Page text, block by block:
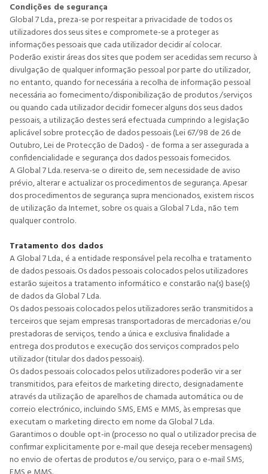
Condições de segurança
Global 7 Lda., preza-se por respeitar a privacidade de todos os
utilizadores dos seus sites e compromete-se a proteger as
informações pessoais que cada utilizador decidir aí colocar.
Poderão existir áreas dos sites que podem ser acedidas sem recurso à
divulgação de qualquer informação pessoal por parte do utilizador,
no entanto, quando for necessária a recolha de informação pessoal
necessária ao fornecimento/disponibilização de produtos /serviços
ou quando cada utilizador decidir fornecer alguns dos seus dados
pessoais, a utilização destes será efectuada cumprindo a legislação
aplicável sobre protecção de dados pessoais (Lei 67/98 de 26 de
Outubro, Lei de Protecção de Dados) - de forma a ser assegurada a
confidencialidade e segurança dos dados pessoais fornecidos.
A Global 7 Lda. reserva-se o direito de, sem necessidade de aviso
prévio, alterar e actualizar os procedimentos de segurança. Apesar
dos procedimentos de segurança supra mencionados, existem riscos
de utilização da Internet, sobre os quais a Global 7 Lda., não tem
qualquer controlo.
Tratamento dos dados
A Global 7 Lda., é a entidade responsável pela recolha e tratamento
de dados pessoais. Os dados pessoais colocados pelos utilizadores
estarão sujeitos a tratamento informático e constarão na(s) base(s)
de dados da Global 7 Lda.
Os dados pessoais colocados pelos utilizadores serão transmitidos a
terceiros que sejam empresas transportadoras de mercadorias e/ou
prestadoras de serviços, tendo a única e exclusiva finalidade a
entrega dos produtos e execução dos serviços comprados pelo
utilizador (titular dos dados pessoais).
Os dados pessoais colocados pelos utilizadores poderão vir a ser
transmitidos, para efeitos de marketing directo, designadamente
através da utilização de aparelhos de chamada automática ou de
correio electrónico, incluindo SMS, EMS e MMS, às empresas que
executam o marketing directo em nome da Global 7 Lda.
Garantimos o double opt-in (processo no qual o utilizador precisa de
confirmar explicitamente por e-mail que deseja receber mensagens)
no envio de ofertas de produtos e/ou serviço, para o e-mail SMS,